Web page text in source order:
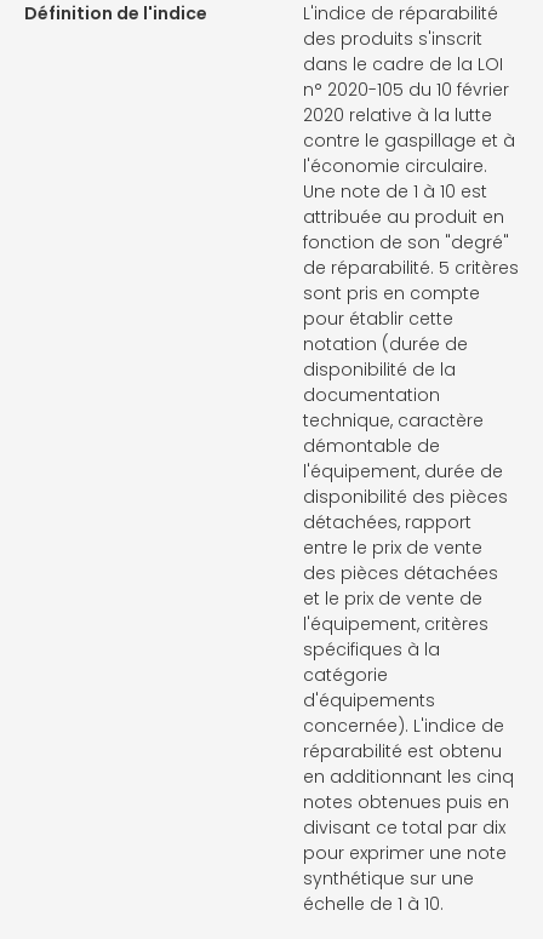
Définition de l'indice
L'indice de réparabilité
des produits s'inscrit
dans le cadre de la LOI
n° 2020-105 du 10 février
2020 relative à la lutte
contre le gaspillage et à
l'économie circulaire.
Une note de 1 à 10 est
attribuée au produit en
fonction de son "degré"
de réparabilité. 5 critères
sont pris en compte
pour établir cette
notation (durée de
disponibilité de la
documentation
technique, caractère
démontable de
l'équipement, durée de
disponibilité des pièces
détachées, rapport
entre le prix de vente
des pièces détachées
et le prix de vente de
l'équipement, critères
spécifiques à la
catégorie
d'équipements
concernée). L'indice de
réparabilité est obtenu
en additionnant les cinq
notes obtenues puis en
divisant ce total par dix
pour exprimer une note
synthétique sur une
échelle de 1 à 10.